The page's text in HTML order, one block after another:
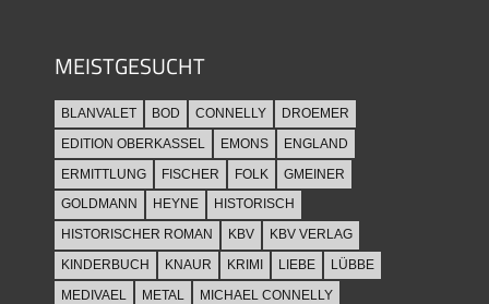
MEISTGESUCHT
BLANVALET BOD CONNELLY
DROEMER
EDITION OBERKASSEL
EMONS
ENGLAND
ERMITTLUNG
FISCHER FOLK
GMEINER
GOLDMANN
HEYNE
HISTORISCH
HISTORISCHER ROMAN
KBV
KBV VERLAG
KINDERBUCH
KNAUR KRIMI LIEBE
LÜBBE
MEDIVAEL
METAL
MICHAEL CONNELLY